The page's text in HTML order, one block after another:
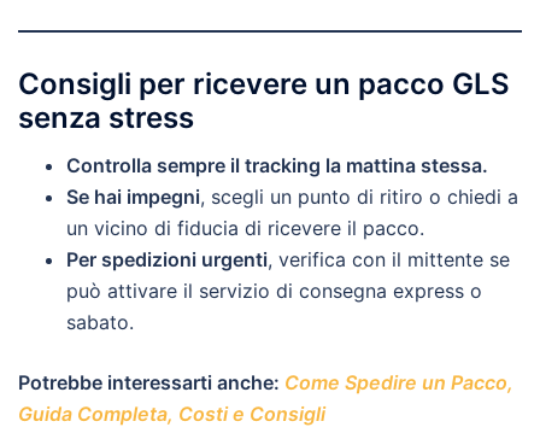
Consigli per ricevere un pacco GLS
senza stress
Controlla sempre il tracking la mattina stessa.
Se hai impegni, scegli un punto di ritiro o chiedi a
un vicino di fiducia di ricevere il pacco.
Per spedizioni urgenti, verifica con il mittente se
può attivare il servizio di consegna express o
sabato.
Potrebbe interessarti anche: Come Spedire un Pacco,
Guida Completa, Costi e Consigli